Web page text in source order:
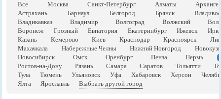
Все Москва Санкт-Петербург Алматы
Астрахань
Барнаул Белгород Брянск
Владикавказ
Владимир Волгоград Волжский
Воронеж
Грозный Евпатория Екатеринбург Ижевск
Казань
Кемерово Киев Краснодар Красноярск
Махачкала
Набережные Челны Нижний Новгород
Новосибирск
Омск Оренбург Пенза
Пермь
Ростов-на-Дону
Рязань Самара Саратов Тольятти
Тула
Тюмень Ульяновск Уфа Хабаровск Херсон
Ялта
Ярославль Выбрать другой город